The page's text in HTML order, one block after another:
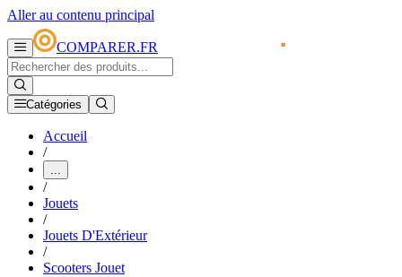
Aller au contenu principal
COMPARER.FR
Catégories
Accueil
/
...
/
Jouets
/
Jouets D'Extérieur
/
Scooters Jouet